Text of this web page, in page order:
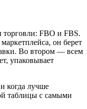
торговли: FBO и FBS.
он берет
Во втором — всем
упаковывает
когда лучше
таблицы с самыми